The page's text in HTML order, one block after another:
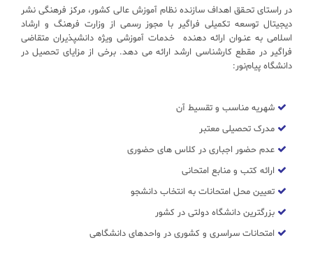
در راستای تحـقق اهداف سازنده نظام آموزش عالی کشور، مرکز فرهنگی نشر
دیجیتال توسعه تکمیلی فراگیر با مجوز رسمی از وزارت فرهنگ و ارشاد
اسلامی به عنـوان ارائه دهنده خدمات آموزشی ویژه دانشپذیران متقاضی
فراگیر در مقطع کارشناسی ارشد ارائه می دهد. برخی از مزایای تحصیل در
دانشگاه پیام‌نور:
شهریه مناسب و تقسیط آن
مدرک تحصیلی معتبر
عدم حضور اجباری در کلاس های حضوری
ارائه کتب و منابع امتحانی
تعیین محل امتحانات به انتخاب دانشجو
بزرگترین دانشگاه دولتی در کشور
امتحانات سراسری و کشوری در واحدهای دانشگاهی